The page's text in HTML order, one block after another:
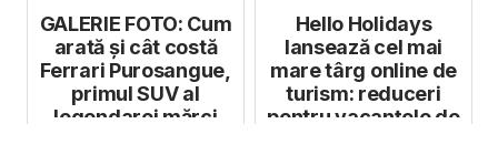
GALERIE FOTO: Cum
arată și cât costă
Ferrari Purosangue,
primul SUV al
legendarei mărci
Hello Holidays
lansează cel mai
mare târg online de
turism: reduceri
pentru vacanțele de